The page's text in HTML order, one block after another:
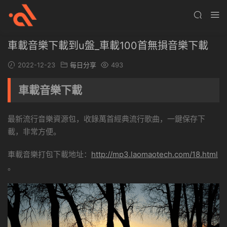
車載音樂下載到u盤_車載100首無損音樂下載
2022-12-23 每日分享 493
車載音樂下載
最新流行音樂資源包，收錄萬首經典流行歌曲，一鍵保存下
載，非常方便。
車載音樂打包下載地址： http://mp3.laomaotech.com/18.html
。